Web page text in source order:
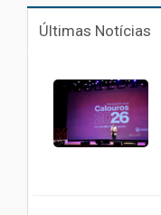
Últimas Notícias